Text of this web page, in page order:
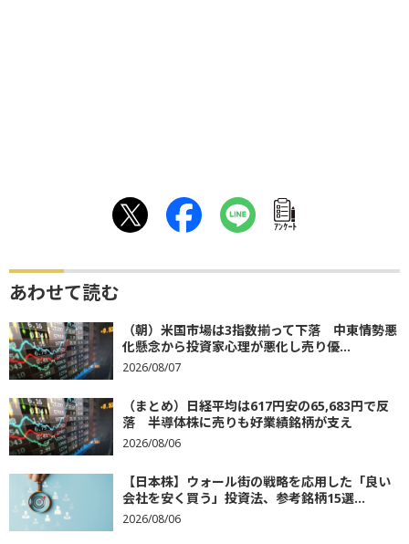
ｱﾝｹｰﾄ
あわせて読む
（朝）米国市場は3指数揃って下落 中東情勢悪
化懸念から投資家心理が悪化し売り優...
2026/08/07
（まとめ）日経平均は617円安の65,683円で反
落 半導体株に売りも好業績銘柄が支え
2026/08/06
【日本株】ウォール街の戦略を応用した「良い
会社を安く買う」投資法、参考銘柄15選...
2026/08/06